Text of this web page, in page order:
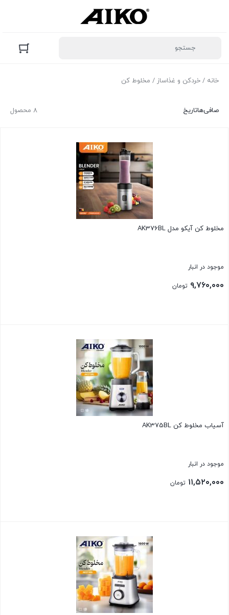
خانه / خردکن و غذاساز / مخلوط کن
۸ محصول صافی‌هاتاریخ
مخلوط کن آیکو مدل AK376BL
موجود در انبار
۹,۷۶۰,۰۰۰ تومان
آسیاب مخلوط کن AK375BL
موجود در انبار
۱۱,۵۲۰,۰۰۰ تومان